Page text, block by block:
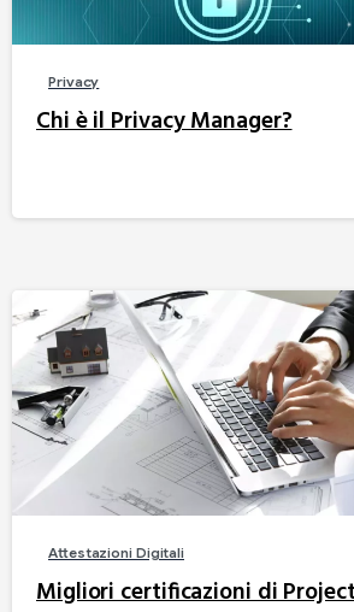
Privacy
Chi è il Privacy Manager?
Attestazioni Digitali
Migliori certificazioni di